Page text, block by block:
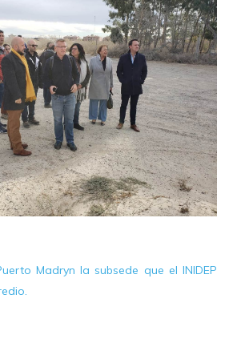
Madryn la subsede que el INIDEP